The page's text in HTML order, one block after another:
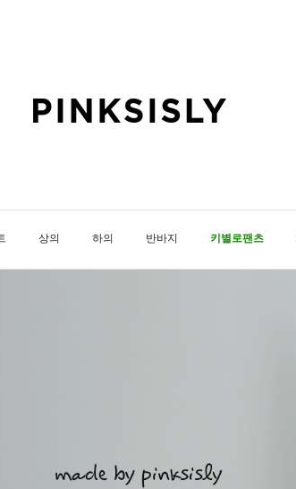
상의 하의 반바지 키별로팬츠